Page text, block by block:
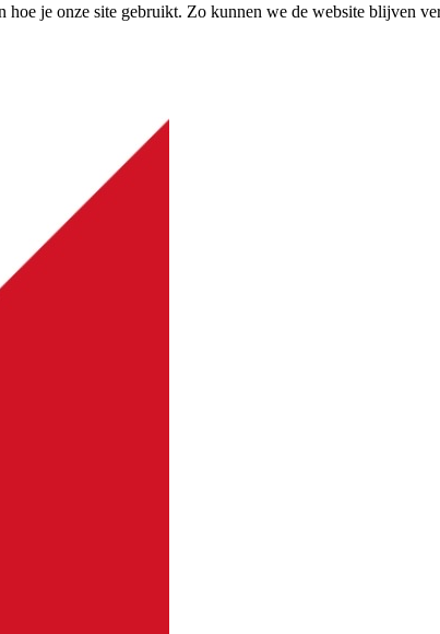
je onze site gebruikt. Zo kunnen we de website blijven